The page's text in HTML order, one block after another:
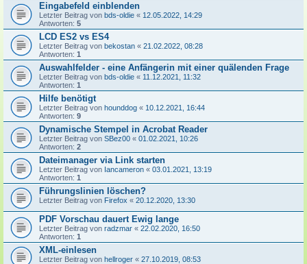
Eingabefeld einblenden
Letzter Beitrag von bds-oldie « 12.05.2022, 14:29
Antworten: 5
LCD ES2 vs ES4
Letzter Beitrag von bekostan « 21.02.2022, 08:28
Antworten: 1
Auswahlfelder - eine Anfängerin mit einer quälenden Frage
Letzter Beitrag von bds-oldie « 11.12.2021, 11:32
Antworten: 1
Hilfe benötigt
Letzter Beitrag von hounddog « 10.12.2021, 16:44
Antworten: 9
Dynamische Stempel in Acrobat Reader
Letzter Beitrag von SBez00 « 01.02.2021, 10:26
Antworten: 2
Dateimanager via Link starten
Letzter Beitrag von Iancameron « 03.01.2021, 13:19
Antworten: 1
Führungslinien löschen?
Letzter Beitrag von Firefox « 20.12.2020, 13:30
PDF Vorschau dauert Ewig lange
Letzter Beitrag von radzmar « 22.02.2020, 16:50
Antworten: 1
XML-einlesen
Letzter Beitrag von hellroger « 27.10.2019, 08:53